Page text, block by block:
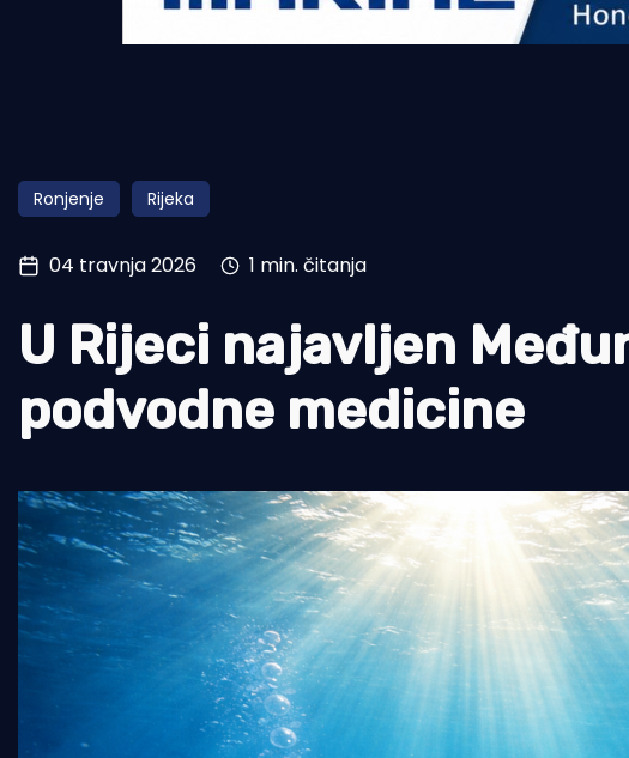
Pomorstvo
Ribolov
Tradicija i kultura
Ronjenje Rijeka
04 travnja 2026 1 min. čitanja
U Rijeci najavljen
podvodne medicine